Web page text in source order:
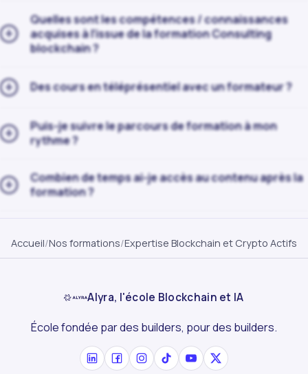
+
Quelles sont les compétences / connaissances
acquises à l’issue de la formation Consulting
blockchain ?
+ Des cours en téléprésentiel avec un formateur ?
+
Puis-je suivre le parcours de formation à mon
rythme ?
+
Combien de temps ai-je accès au contenu après la
formation ?
Accueil/Nos formations/Expertise Blockchain et Crypto Actifs
Alyra, l'école Blockchain et IA
École fondée par des builders, pour des builders.